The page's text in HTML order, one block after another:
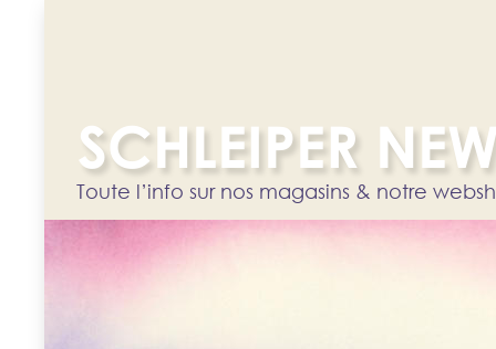
SCHLEIPER
Toute l’info sur nos magasins & notre